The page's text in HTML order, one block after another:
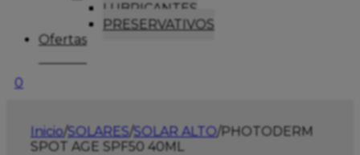
LUBRICANTES
PRESERVATIVOS
Ofertas
0
Inicio/SOLARES/SOLAR ALTO/PHOTODERM
SPOT AGE SPF50 40ML